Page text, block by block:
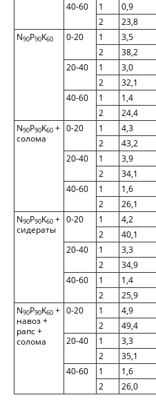
40-60 1 0,9
2
23,8
N90P90K60 0-20 1 3,5
2
38,2
20-40
1 3,0
2
32,1
40-60
1 1,4
2
24,4
N90P90K60 +
солома
0-20 1 4,3
2
43,2
20-40
1 3,9
2
34,1
40-60
1 1,6
2
26,1
N90P90K60 +
сидераты
0-20 1 4,2
2
40,1
20-40
1 3,3
2
34,9
40-60
1 1,4
2
25,9
N90P90K60 +
навоз +
рапс +
солома
0-20 1 4,9
2
49,4
20-40
1 3,3
2
35,1
40-60
1 1,6
2
26,0